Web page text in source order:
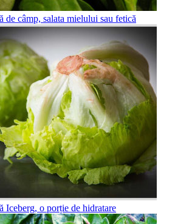
de câmp, salata mielului sau fetică
Iceberg, o porție de hidratare